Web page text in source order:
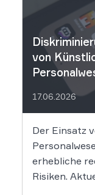
von
17.06.2026
Der Einsatz
erhebliche
Risiken.